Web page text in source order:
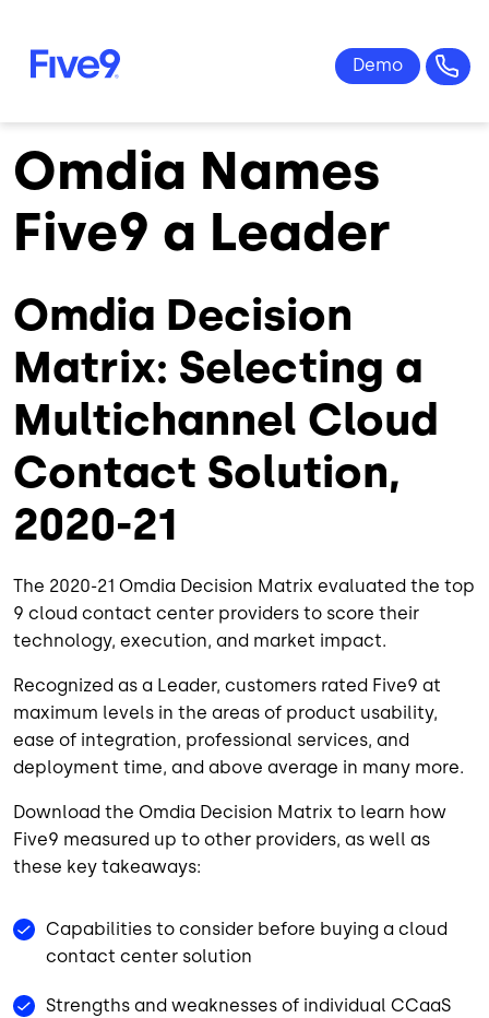
Omdia Names
Five9 a Leader
Omdia Decision
Matrix: Selecting a
Multichannel Cloud
Contact Solution,
2020-21
The 2020-21 Omdia Decision Matrix evaluated the top
9 cloud contact center providers to score their
technology, execution, and market impact.
Recognized as a Leader, customers rated Five9 at
maximum levels in the areas of product usability,
ease of integration, professional services, and
deployment time, and above average in many more.
Download the Omdia Decision Matrix to learn how
Five9 measured up to other providers, as well as
these key takeaways:
Capabilities to consider before buying a cloud
contact center solution
Strengths and weaknesses of individual CCaaS